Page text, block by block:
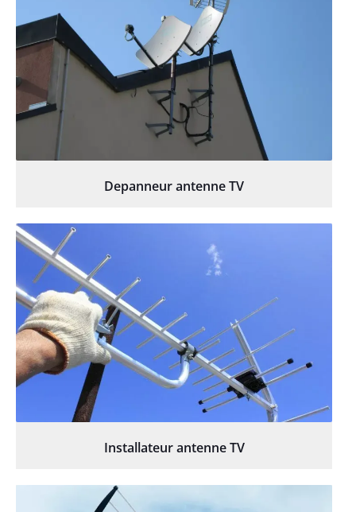
Depanneur antenne TV
Installateur antenne TV